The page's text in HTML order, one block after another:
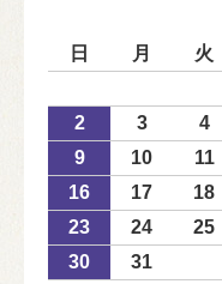
日
月 火
2
3 4
9
10 11
16
17 18
23
24 25
30
31